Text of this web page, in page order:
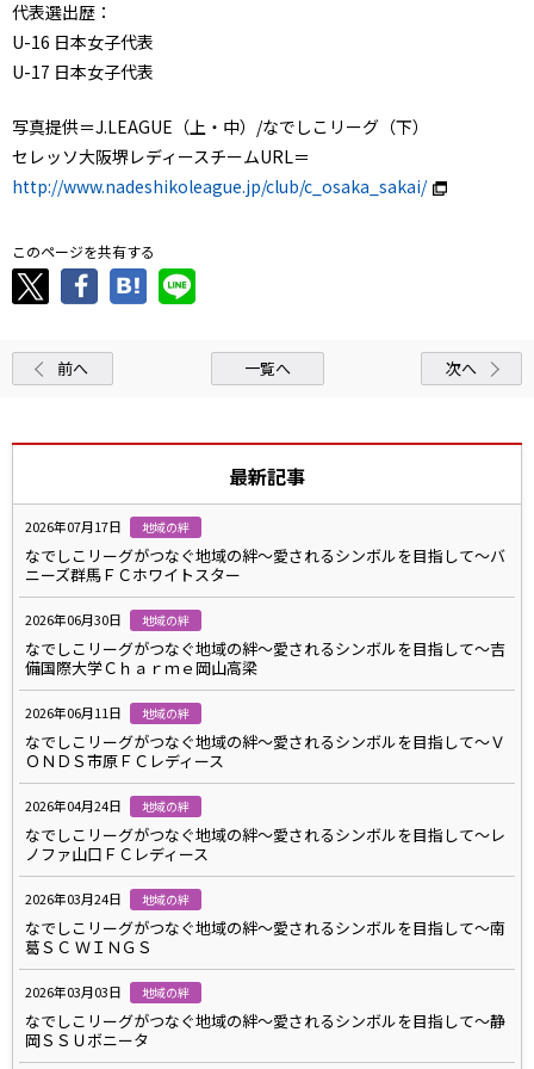
代表選出歴：
U-16 日本女子代表
U-17 日本女子代表
写真提供＝J.LEAGUE（上・中）/なでしこリーグ（下）
セレッソ大阪堺レディースチームURL＝
http://www.nadeshikoleague.jp/club/c_osaka_sakai/
このページを共有する
前へ 一覧へ 次へ
最新記事
2026年07月17日 地域の絆
なでしこリーグがつなぐ地域の絆～愛されるシンボルを目指して～バ
ニーズ群馬ＦＣホワイトスター
2026年06月30日 地域の絆
なでしこリーグがつなぐ地域の絆～愛されるシンボルを目指して～吉
備国際大学Ｃｈａｒｍｅ岡山高梁
2026年06月11日 地域の絆
なでしこリーグがつなぐ地域の絆～愛されるシンボルを目指して～Ｖ
ＯＮＤＳ市原ＦＣレディース
2026年04月24日 地域の絆
なでしこリーグがつなぐ地域の絆～愛されるシンボルを目指して～レ
ノファ山口ＦＣレディース
2026年03月24日 地域の絆
なでしこリーグがつなぐ地域の絆～愛されるシンボルを目指して～南
葛ＳＣ ＷＩＮＧＳ
2026年03月03日 地域の絆
なでしこリーグがつなぐ地域の絆～愛されるシンボルを目指して～静
岡ＳＳＵボニータ